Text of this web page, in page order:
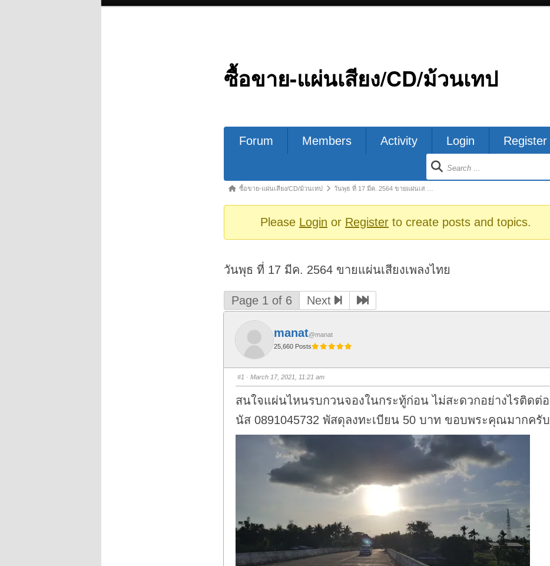
ซื้อขาย-แผ่นเสียง/CD/ม้วนเทป
Forum
Forum Members Activity Login Register
Forum
breadcrumbs
here:
ซื้อขาย-แผ่นเสียง/CD/ม้วนเทป วันพุธ ที่ 17 มีค. 2564 ขายแผ่นเส …
Please Login or Registerto create posts and topics.
วันพุธ ที่ 17 มีค. 2564 ขายแผ่นเสียงเพลงไทย
Page 1 of 6 Next
manat@manat
25,660 Posts
#1 · March 17, 2021, 11:21 am
สนใจแผ่นไหนรบกวนจองในกระทู้ก่อน ไม่สะดวกอย่างไรติดต่อ
นัส 0891045732 พัสดุลงทะเบียน 50 บาท ขอบพระคุณมากครับ